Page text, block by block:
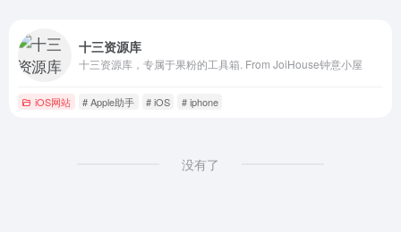
十三资源库
十三资源库，专属于果粉的工具箱. From JoiHouse钟意小屋
iOS网站 # Apple助手 # iOS # iphone
没有了